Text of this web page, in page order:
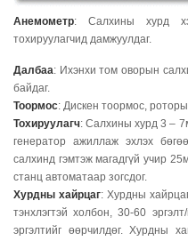
Анемометр: Салхины хурд
тохируулагчид дамжуулдаг.
Далбаа: Ихэнхи том оворын
байдаг.
Тоормос: Дискен тоормос,
Тохируулагч: Салхины хурд 3 –
генератор ажиллаж эхлэх
салхинд гэмтэж магадгүй учир
станц автоматаар зогсдог.
Хурдны хайрцаг: Хурдны
тэнхлэгтэй холбон, 30-60
эргэлтийг өөрчилдөг. Хурдны